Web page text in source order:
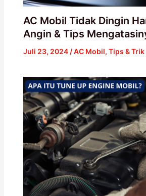
AC Mobil Tidak Dingin
Angin & Tips
Juli 23, 2024 /AC Mobil, Tips & Trik